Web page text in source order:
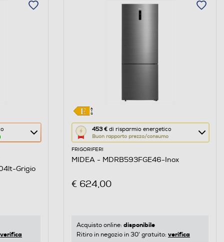
E 204lt-Grigio
verifica
453 €di risparmio energetico
Buon rapporto prezzo/consumo
Questa
azione
aprirà
il
di
di
Youreko.
FRIGORIFERI
MIDEA - MDRB593FGE46-Inox
€ 624,00
Acquisto online: disponibile
Ritiro in negozio in 30' gratuito: verifica